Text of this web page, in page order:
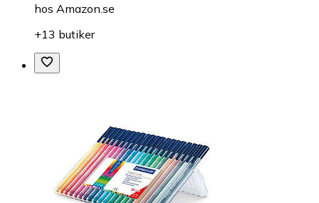
hos Amazon.se
+13 butiker